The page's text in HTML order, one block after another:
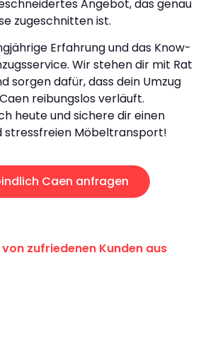
Angebot, das genau
zugeschnitten ist.
Erfahrung und das Know-
Wir stehen dir mit Rat
sorgen dafür, dass dein Umzug
reibungslos verläuft.
heute und sichere dir einen
stressfreien Möbeltransport!
Caen anfragen
zufriedenen Kunden aus